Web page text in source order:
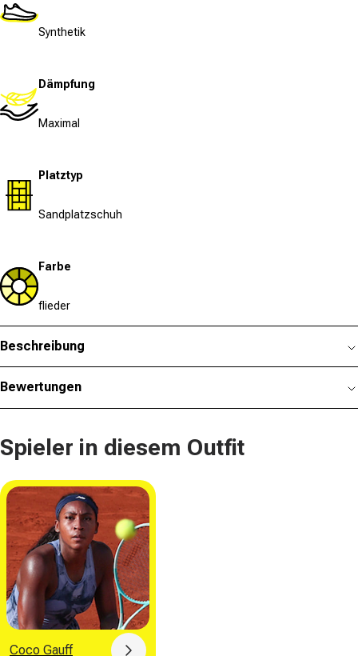
Synthetik
Dämpfung
Maximal
Platztyp
Sandplatzschuh
Farbe
flieder
Beschreibung
Bewertungen
Spieler in diesem Outfit
Coco Gauff